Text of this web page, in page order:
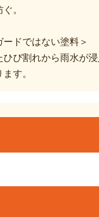
。
ードではない塗料＞
ひび割れから雨水が
す。